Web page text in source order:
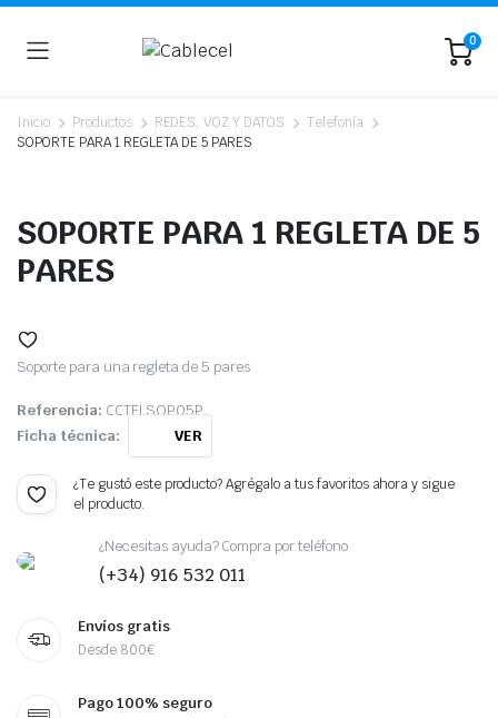
0
Inicio Productos REDES, VOZ Y DATOS
Telefonía
SOPORTE PARA 1 REGLETA DE 5 PARES
SOPORTE PARA 1 REGLETA DE 5
PARES
Soporte para una regleta de 5 pares
Referencia: CCTELSOP05P
Ficha técnica:
VER
¿Te gustó este producto? Agrégalo a tus favoritos ahora y sigue
el producto.
¿Necesitas ayuda? Compra por teléfono
(+34) 916 532 011
Envíos gratis
Desde 800€
Pago 100% seguro